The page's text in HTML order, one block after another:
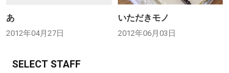
あ
2012年04月27日
いただきモノ
2012年06月03日
SELECT STAFF